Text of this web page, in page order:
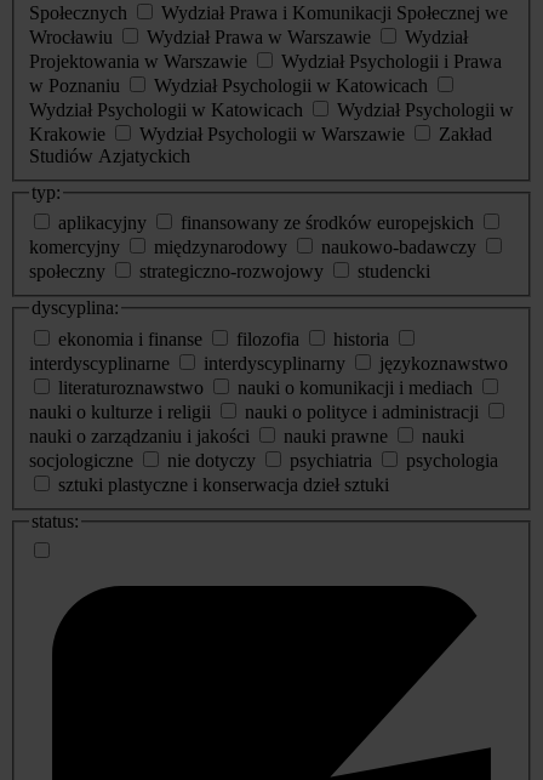
Społecznych
Wydział Prawa i Komunikacji Społecznej we
Wrocławiu
Wydział Prawa w Warszawie
Wydział
Projektowania w Warszawie
Wydział Psychologii i Prawa
w Poznaniu
Wydział Psychologii w Katowicach
Wydział Psychologii w Katowicach
Wydział Psychologii w
Krakowie
Wydział Psychologii w Warszawie
Zakład
Studiów Azjatyckich
typ:
aplikacyjny
finansowany ze środków europejskich
komercyjny
międzynarodowy
naukowo-badawczy
społeczny
strategiczno-rozwojowy
studencki
dyscyplina:
ekonomia i finanse
filozofia
historia
interdyscyplinarne
interdyscyplinarny
językoznawstwo
literaturoznawstwo
nauki o komunikacji i mediach
nauki o kulturze i religii
nauki o polityce i administracji
nauki o zarządzaniu i jakości
nauki prawne
nauki
socjologiczne
nie dotyczy psychiatria
psychologia
sztuki plastyczne i konserwacja dzieł sztuki
status: